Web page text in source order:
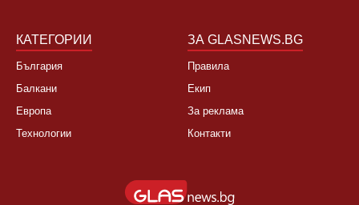
КАТЕГОРИИ
България
Балкани
Европа
Технологии
ЗА GLASNEWS.BG
Правила
Екип
За реклама
Контакти